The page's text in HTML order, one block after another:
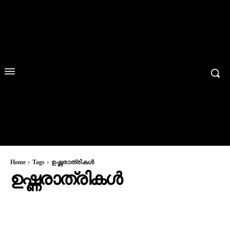
Home Tags ഉഷ്ണരാത്രികൾ
ഉഷ്ണരാത്രികൾ